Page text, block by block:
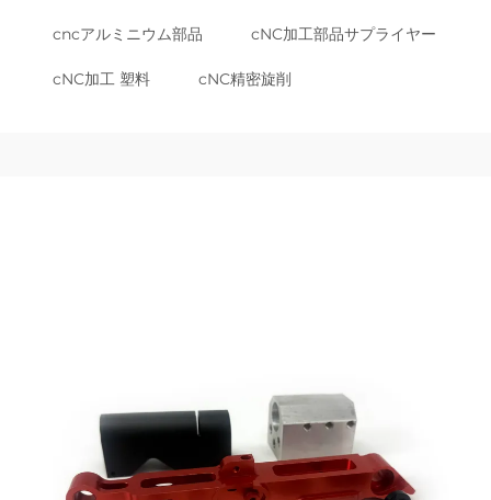
cncアルミニウム部品 cNC加工部品サプライヤー
cNC加工 塑料 cNC精密旋削